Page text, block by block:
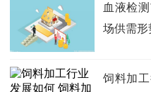
血液检
场供需形
饲料加